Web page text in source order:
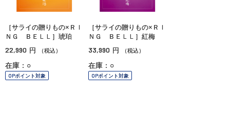
［サライの贈りもの×ＲＩ
ＮＧ ＢＥＬＬ］琥珀
22,990 円 （税込）
在庫：○
OPポイント対象
［サライの贈りもの×ＲＩ
ＮＧ ＢＥＬＬ］紅梅
33,990 円 （税込）
在庫：○
OPポイント対象